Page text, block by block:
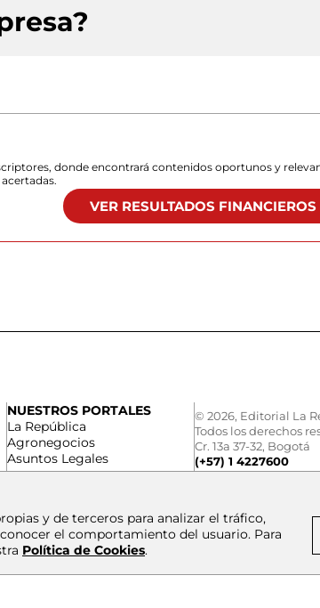
donde encontrará contenidos oportunos y
VER RESULTADOS FINANCIEROS
NUESTROS PORTALES
La República
Agronegocios
Asuntos Legales
© 2026, Editorial La
Todos los derechos
Cr. 13a 37-32, Bogotá
(+57) 1 4227600
y de terceros para analizar el tráfico,
el comportamiento del usuario. Para
Política de Cookies.